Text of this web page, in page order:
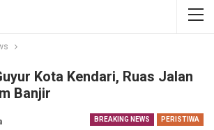
Kota Kendari, Ruas Jalan
Banjir
BREAKING NEWS PERISTIWA